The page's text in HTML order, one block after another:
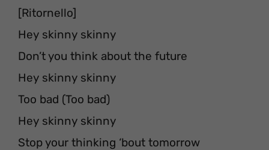
[Ritornello]
Hey skinny skinny
Don’t you think about the future
Hey skinny skinny
Too bad (Too bad)
Hey skinny skinny
Stop your thinking ‘bout tomorrow